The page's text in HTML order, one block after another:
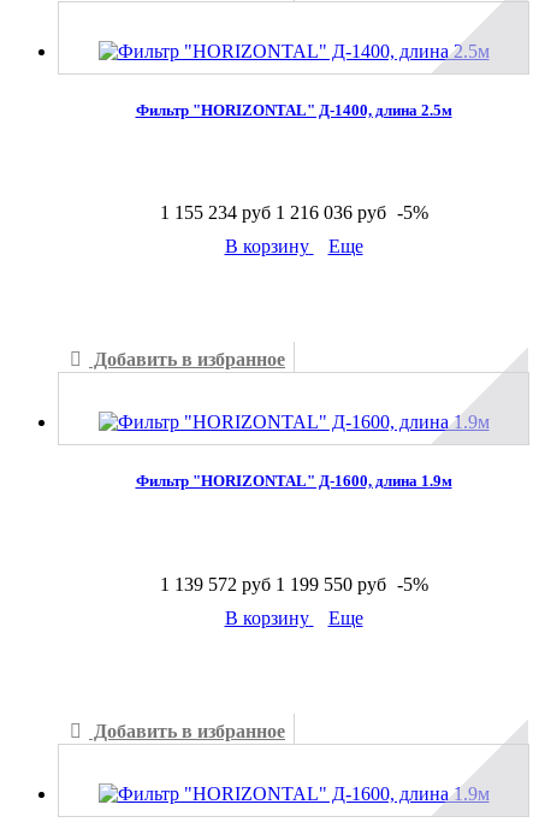
Фильтр "HORIZONTAL" Д-1400, длина 2.5м
1 155 234 руб 1 216 036 руб -5%
В корзину
Еще
Добавить в избранное
Фильтр "HORIZONTAL" Д-1600, длина 1.9м
1 139 572 руб 1 199 550 руб -5%
В корзину
Еще
Добавить в избранное